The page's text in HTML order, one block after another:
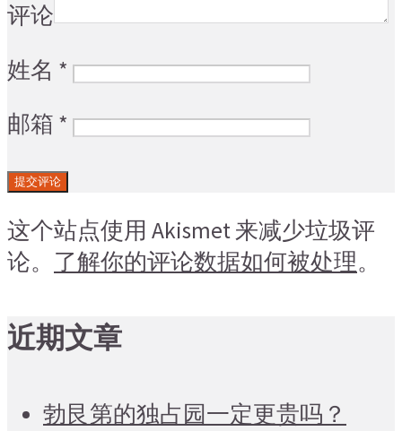
评论
姓名 *
邮箱 *
这个站点使用 Akismet 来减少垃圾评
论。 了解你的评论数据如何被处理。
近期文章
勃艮第的独占园一定更贵吗？